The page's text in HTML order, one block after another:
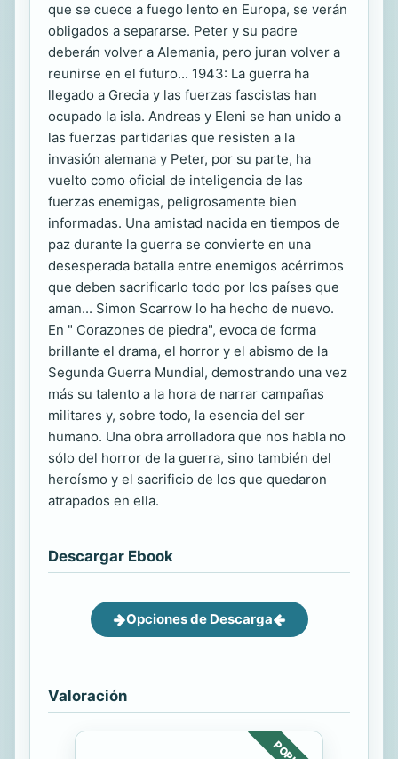
que se cuece a fuego lento en Europa, se verán
obligados a separarse. Peter y su padre
deberán volver a Alemania, pero juran volver a
reunirse en el futuro... 1943: La guerra ha
llegado a Grecia y las fuerzas fascistas han
ocupado la isla. Andreas y Eleni se han unido a
las fuerzas partidarias que resisten a la
invasión alemana y Peter, por su parte, ha
vuelto como oficial de inteligencia de las
fuerzas enemigas, peligrosamente bien
informadas. Una amistad nacida en tiempos de
paz durante la guerra se convierte en una
desesperada batalla entre enemigos acérrimos
que deben sacrificarlo todo por los países que
aman... Simon Scarrow lo ha hecho de nuevo.
En " Corazones de piedra", evoca de forma
brillante el drama, el horror y el abismo de la
Segunda Guerra Mundial, demostrando una vez
más su talento a la hora de narrar campañas
militares y, sobre todo, la esencia del ser
humano. Una obra arrolladora que nos habla no
sólo del horror de la guerra, sino también del
heroísmo y el sacrificio de los que quedaron
atrapados en ella.
Descargar Ebook
Opciones de Descarga
Valoración